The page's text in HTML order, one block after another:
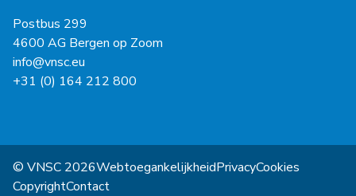
Postbus 299
4600 AG Bergen op Zoom
info@vnsc.eu
+31 (0) 164 212 800
© VNSC 2026WebtoegankelijkheidPrivacyCookies
CopyrightContact